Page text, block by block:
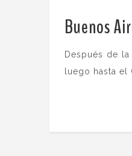
Buenos
Después de la
luego hasta el